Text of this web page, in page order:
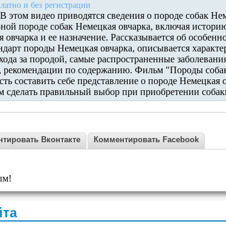
и без регистрации
этом видео приводятся сведения о породе собак
породе собак Немецкая овчарка, включая
и ее назначение. Рассказывается об
породы Немецкая овчарка, описывается
за породой, самые распространенные
по содержанию. Фильм "Породы
составить себе представление о породе Немецкая
сделать правильный выбор при приобретении
Вконтакте Комментировать Facebook